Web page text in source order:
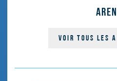
VOIR TOUS LES